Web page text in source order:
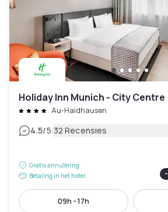
Holiday Inn Munich - City Centre
Au-Haidhausen
4.5/5|32 Recensies
Gratis annulering
Betaling in het hotel
-
09h - 17h